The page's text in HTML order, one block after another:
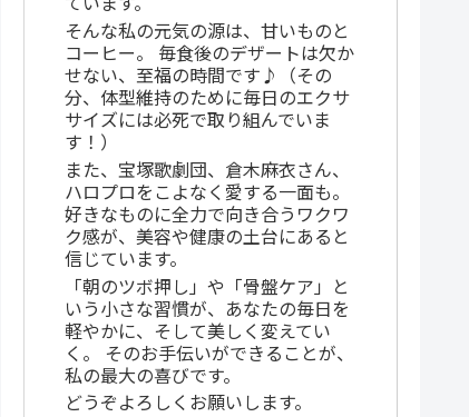
そんな私の元気の源は、甘いものと
コーヒー。 毎食後のデザートは欠か
せない、至福の時間です♪（その
分、体型維持のために毎日のエクサ
サイズには必死で取り組んでいま
す！）
また、宝塚歌劇団、倉木麻衣さん、
ハロプロをこよなく愛する一面も。
好きなものに全力で向き合うワクワ
ク感が、美容や健康の土台にあると
信じています。
「朝のツボ押し」や「骨盤ケア」と
いう小さな習慣が、あなたの毎日を
軽やかに、そして美しく変えてい
く。 そのお手伝いができることが、
私の最大の喜びです。
どうぞよろしくお願いします。